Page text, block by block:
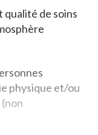
de soins
physique et/ou